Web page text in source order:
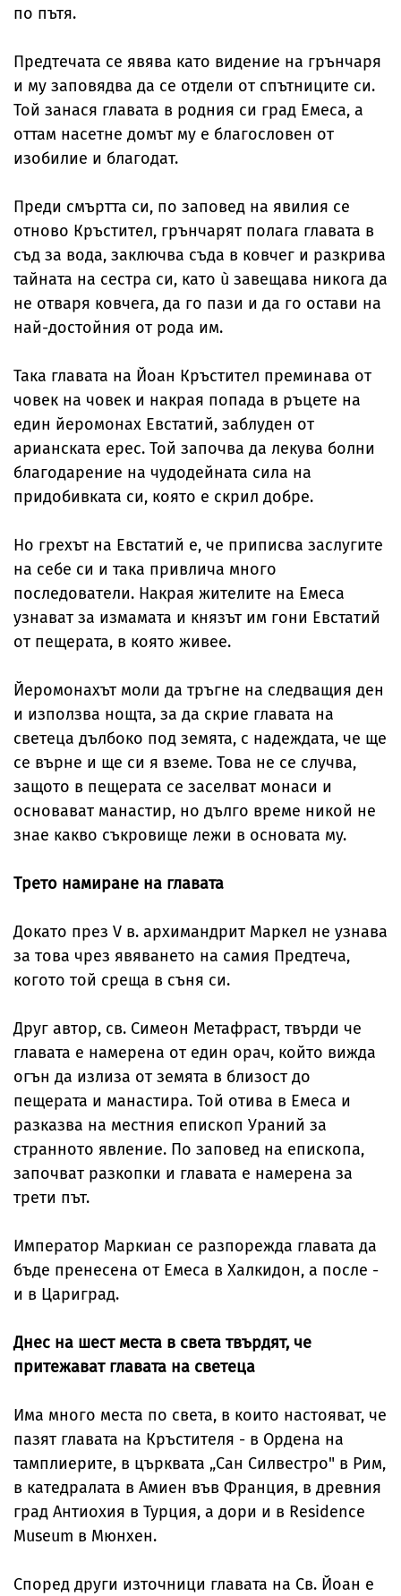
по пътя.
Предтечата се явява като видение на грънчаря
и му заповядва да се отдели от спътниците си.
Той занася главата в родния си град Емеса, а
оттам насетне домът му е благословен от
изобилие и благодат.
Преди смъртта си, по заповед на явилия се
отново Кръстител, грънчарят полага главата в
съд за вода, заключва съда в ковчег и разкрива
тайната на сестра си, като ù завещава никога да
не отваря ковчега, да го пази и да го остави на
най-достойния от рода им.
Така главата на Йоан Кръстител преминава от
човек на човек и накрая попада в ръцете на
един йеромонах Евстатий, заблуден от
арианската ерес. Той започва да лекува болни
благодарение на чудодейната сила на
придобивката си, която е скрил добре.
Но грехът на Евстатий е, че приписва заслугите
на себе си и така привлича много
последователи. Накрая жителите на Емеса
узнават за измамата и князът им гони Евстатий
от пещерата, в която живее.
Йеромонахът моли да тръгне на следващия ден
и използва нощта, за да скрие главата на
светеца дълбоко под земята, с надеждата, че ще
се върне и ще си я вземе. Това не се случва,
защото в пещерата се заселват монаси и
основават манастир, но дълго време никой не
знае какво съкровище лежи в основата му.
Трето намиране на главата
Докато през V в. архимандрит Маркел не узнава
за това чрез явяването на самия Предтеча,
когото той среща в съня си.
Друг автор, св. Симеон Метафраст, твърди че
главата е намерена от един орач, който вижда
огън да излиза от земята в близост до
пещерата и манастира. Той отива в Емеса и
разказва на местния епископ Ураний за
странното явление. По заповед на епископа,
започват разкопки и главата е намерена за
трети път.
Император Маркиан се разпорежда главата да
бъде пренесена от Емеса в Халкидон, а после -
и в Цариград.
Днес на шест места в света твърдят, че
притежават главата на светеца
Има много места по света, в които настояват, че
пазят главата на Кръстителя - в Ордена на
тамплиерите, в църквата „Сан Силвестро" в Рим,
в катедралата в Амиен във Франция, в древния
град Антиохия в Турция, а дори и в Residence
Museum в Мюнхен.
Според други източници главата на Св. Йоан е